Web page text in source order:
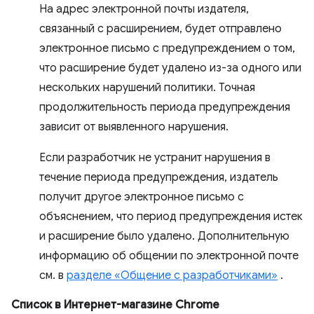
На адрес электронной почты издателя,
связанный с расширением, будет отправлено
электронное письмо с предупреждением о том,
что расширение будет удалено из-за одного или
нескольких нарушений политики. Точная
продолжительность периода предупреждения
зависит от выявленного нарушения.
Если разработчик не устранит нарушения в
течение периода предупреждения, издатель
получит другое электронное письмо с
объяснением, что период предупреждения истек
и расширение было удалено. Дополнительную
информацию об общении по электронной почте
см. в разделе «Общение с разработчиками» .
Список в Интернет-магазине Chrome